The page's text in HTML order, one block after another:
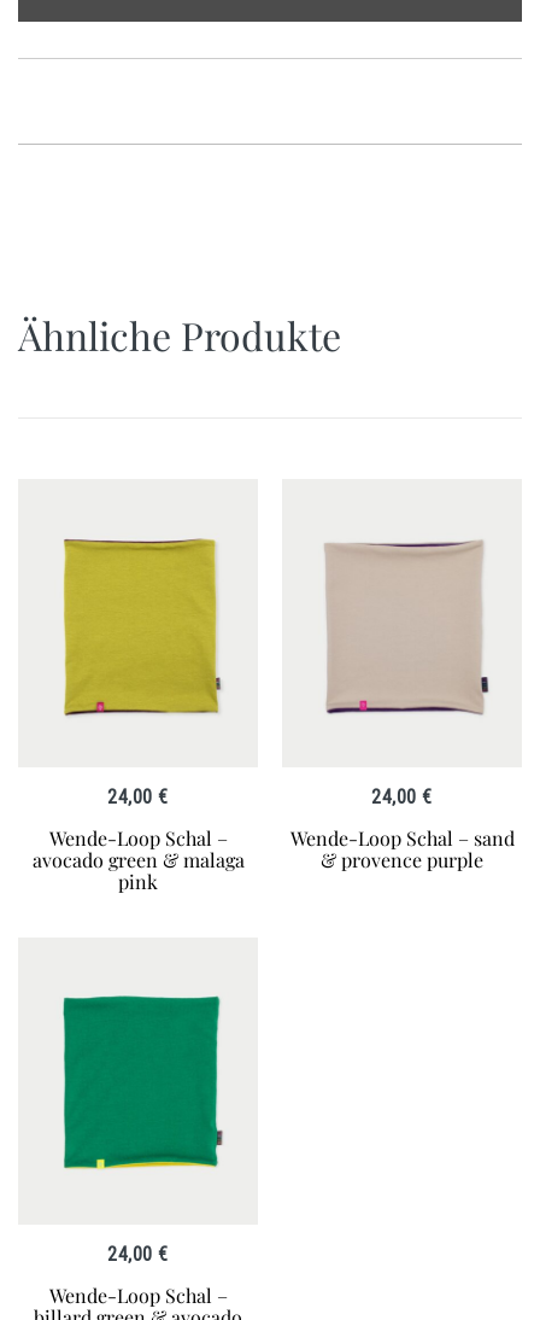
pink
&
Menge
Ähnliche Produkte
24,00€
Wende-Loop Schal –
avocado green & malaga
pink
24,00€
Wende-Loop Schal – sand
& provence purple
24,00€
Wende-Loop Schal –